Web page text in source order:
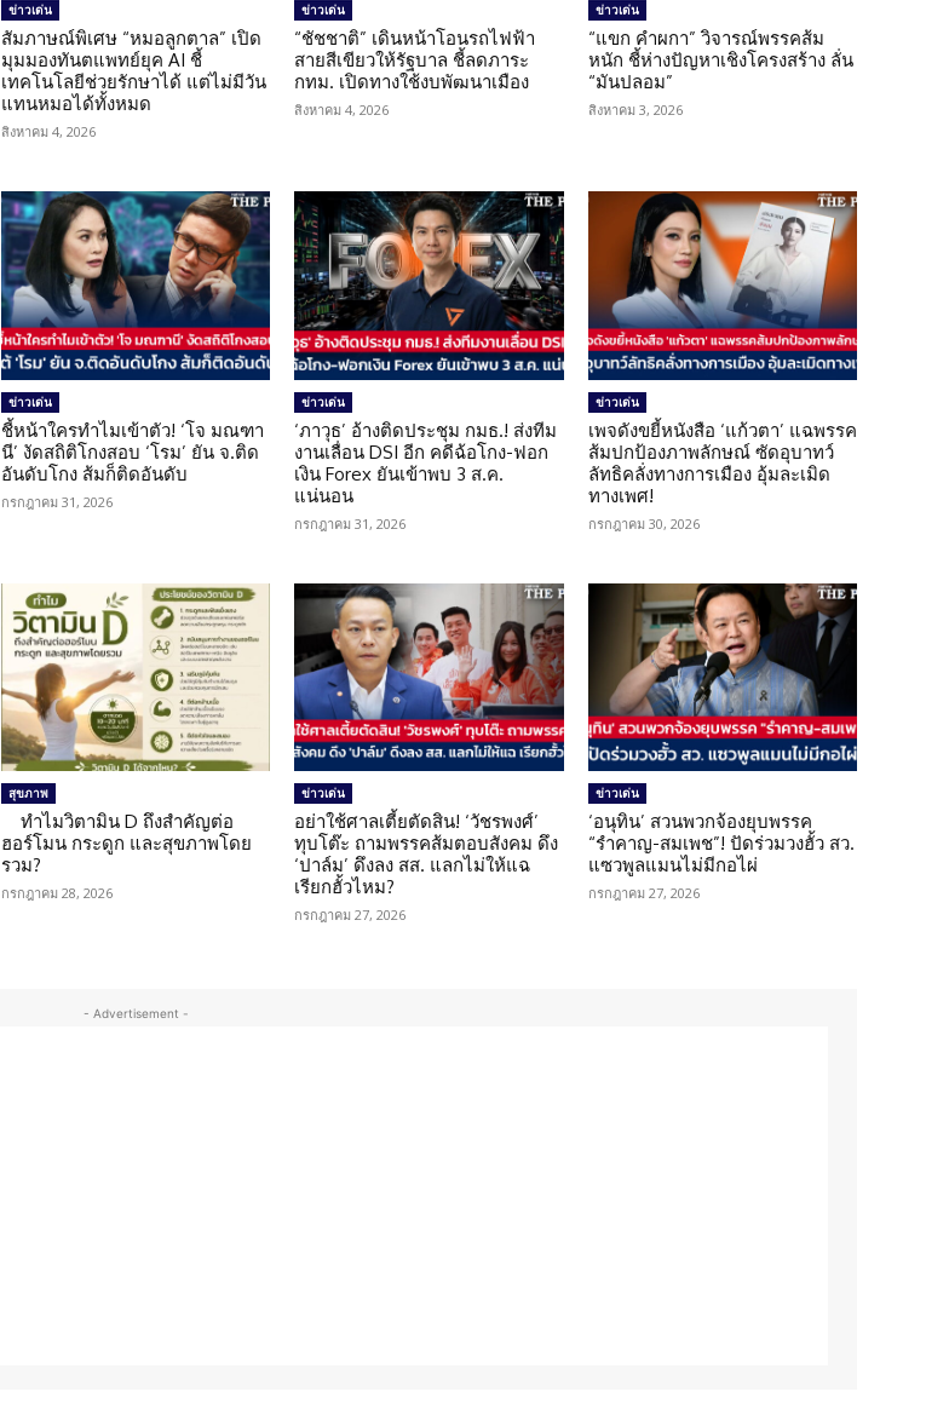
ข่าวเด่น
สัมภาษณ์พิเศษ “หมอลูกตาล” เปิด
มุมมองทันตแพทย์ยุค AI ชี้
เทคโนโลยีช่วยรักษาได้ แต่ไม่มีวัน
แทนหมอได้ทั้งหมด
สิงหาคม 4, 2026
ข่าวเด่น
“ชัชชาติ” เดินหน้าโอนรถไฟฟ้า
สายสีเขียวให้รัฐบาล ชี้ลดภาระ
กทม. เปิดทางใช้งบพัฒนาเมือง
สิงหาคม 4, 2026
ข่าวเด่น
“แขก คำผกา” วิจารณ์พรรคส้ม
หนัก ชี้ห่างปัญหาเชิงโครงสร้าง ลั่น
“มันปลอม”
สิงหาคม 3, 2026
ข่าวเด่น
ชี้หน้าใครทำไมเข้าตัว! ‘โจ มณฑา
นี’ งัดสถิติโกงสอบ ‘โรม’ ยัน จ.ติด
อันดับโกง ส้มก็ติดอันดับ
กรกฎาคม 31, 2026
ข่าวเด่น
‘ภาวุธ’ อ้างติดประชุม กมธ.! ส่งทีม
งานเลื่อน DSI อีก คดีฉ้อโกง-ฟอก
เงิน Forex ยันเข้าพบ 3 ส.ค.
แน่นอน
กรกฎาคม 31, 2026
ข่าวเด่น
เพจดังขยี้หนังสือ ‘แก้วตา’ แฉพรรค
ส้มปกป้องภาพลักษณ์ ซัดอุบาทว์
ลัทธิคลั่งทางการเมือง อุ้มละเมิด
ทางเพศ!
กรกฎาคม 30, 2026
สุขภาพ
ทำไมวิตามิน D ถึงสำคัญต่อ
ฮอร์โมน กระดูก และสุขภาพโดย
รวม?
กรกฎาคม 28, 2026
ข่าวเด่น
อย่าใช้ศาลเตี้ยตัดสิน! ‘วัชรพงศ์’
ทุบโต๊ะ ถามพรรคส้มตอบสังคม ดึง
‘ปาล์ม’ ดึงลง สส. แลกไม่ให้แฉ
เรียกฮั้วไหม?
กรกฎาคม 27, 2026
ข่าวเด่น
‘อนุทิน’ สวนพวกจ้องยุบพรรค
“รำคาญ-สมเพช”! ปัดร่วมวงฮั้ว สว.
แซวพูลแมนไม่มีกอไผ่
กรกฎาคม 27, 2026
- Advertisement -